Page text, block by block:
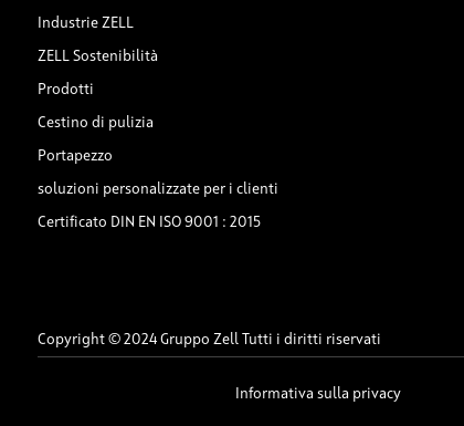
Industrie ZELL
ZELL Sostenibilità
Prodotti
Cestino di pulizia
Portapezzo
soluzioni personalizzate per i clienti
Certificato DIN EN ISO 9001 : 2015
Copyright © 2024 Gruppo Zell Tutti i diritti riservati
Informativa sulla privacy